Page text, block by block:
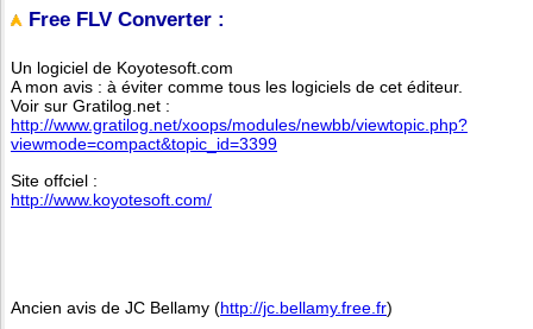
Free FLV Converter :
Un logiciel de Koyotesoft.com
A mon avis : à éviter comme tous les logiciels de cet éditeur.
Voir sur Gratilog.net :
http://www.gratilog.net/xoops/modules/newbb/viewtopic.php?
viewmode=compact&topic_id=3399
Site offciel :
http://www.koyotesoft.com/
Ancien avis de JC Bellamy (http://jc.bellamy.free.fr)